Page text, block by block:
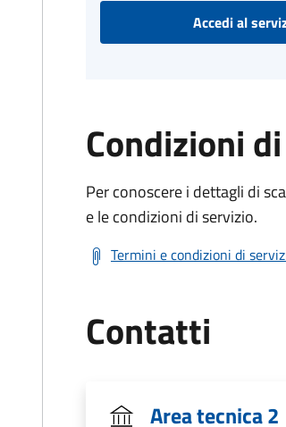
Accedi al
Condizioni
Per conoscere i dettagli di
e le condizioni di servizio.
Termini e condizioni di
Contatti
Area tecnica 2